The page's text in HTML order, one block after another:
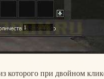
которого при двойном